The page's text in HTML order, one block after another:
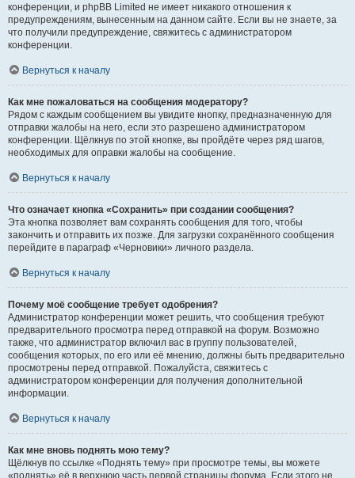
конференции, и phpBB Limited не имеет никакого отношения к
предупреждениям, вынесенным на данном сайте. Если вы не знаете, за
что получили предупреждение, свяжитесь с администратором
конференции.
Вернуться к началу
Как мне пожаловаться на сообщения модератору?
Рядом с каждым сообщением вы увидите кнопку, предназначенную для
отправки жалобы на него, если это разрешено администратором
конференции. Щёлкнув по этой кнопке, вы пройдёте через ряд шагов,
необходимых для оправки жалобы на сообщение.
Вернуться к началу
Что означает кнопка «Сохранить» при создании сообщения?
Эта кнопка позволяет вам сохранять сообщения для того, чтобы
закончить и отправить их позже. Для загрузки сохранённого сообщения
перейдите в параграф «Черновики» личного раздела.
Вернуться к началу
Почему моё сообщение требует одобрения?
Администратор конференции может решить, что сообщения требуют
предварительного просмотра перед отправкой на форум. Возможно
также, что администратор включил вас в группу пользователей,
сообщения которых, по его или её мнению, должны быть предварительно
просмотрены перед отправкой. Пожалуйста, свяжитесь с
администратором конференции для получения дополнительной
информации.
Вернуться к началу
Как мне вновь поднять мою тему?
Щёлкнув по ссылке «Поднять тему» при просмотре темы, вы можете